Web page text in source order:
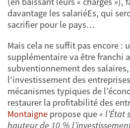
davantage les salariéEs, qui
sacrifier pour le pays…
Mais cela ne suffit pas encore :
supplémentaire va être franchi
subventionnement des
l’investissement des
mécanismes typiques de
restaurer la profitabilité des
Montaigne propose que« l’État
hauteur de 10 %